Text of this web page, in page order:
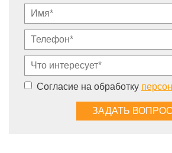
Согласие на обработку